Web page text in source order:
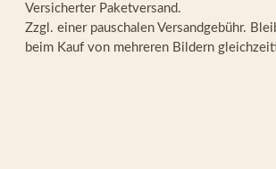
Versicherter Paketversand.
Zzgl. einer pauschalen Versandgebühr.
beim Kauf von mehreren Bildern